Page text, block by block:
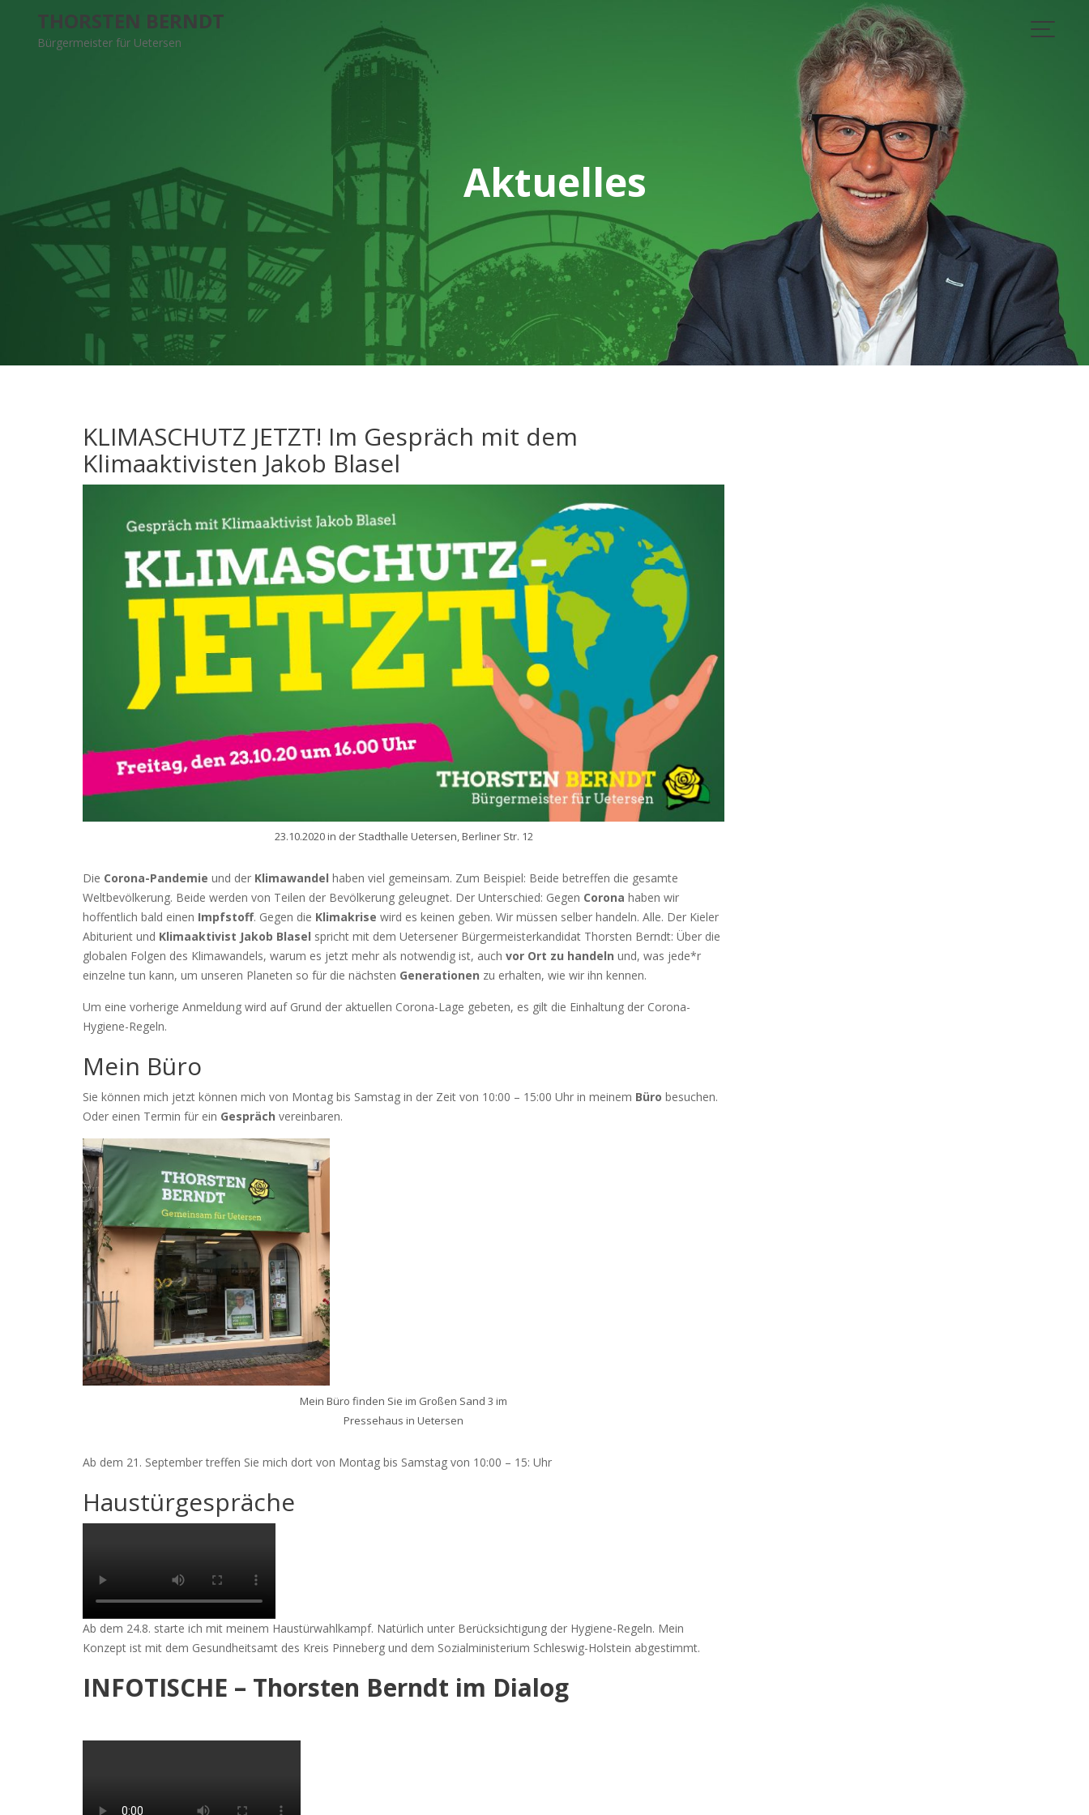
THORSTEN BERNDT
Bürgermeister für Uetersen
Aktuelles
KLIMASCHUTZ JETZT! Im Gespräch mit dem
Klimaaktivisten Jakob Blasel
23.10.2020 in der Stadthalle Uetersen, Berliner Str. 12
Die Corona-Pandemie und der Klimawandel haben viel gemeinsam. Zum Beispiel: Beide betreffen die gesamte
Weltbevölkerung. Beide werden von Teilen der Bevölkerung geleugnet. Der Unterschied: Gegen Corona haben wir
hoffentlich bald einen Impfstoff. Gegen die Klimakrise wird es keinen geben. Wir müssen selber handeln. Alle. Der Kieler
Abiturient und Klimaaktivist Jakob Blasel spricht mit dem Uetersener Bürgermeisterkandidat Thorsten Berndt: Über die
globalen Folgen des Klimawandels, warum es jetzt mehr als notwendig ist, auch vor Ort zu handeln und, was jede*r
einzelne tun kann, um unseren Planeten so für die nächsten Generationen zu erhalten, wie wir ihn kennen.
Um eine vorherige Anmeldung wird auf Grund der aktuellen Corona-Lage gebeten, es gilt die Einhaltung der Corona-
Hygiene-Regeln.
Mein Büro
Sie können mich jetzt können mich von Montag bis Samstag in der Zeit von 10:00 – 15:00 Uhr in meinem Büro besuchen.
Oder einen Termin für ein Gespräch vereinbaren.
Mein Büro finden Sie im Großen Sand 3 im
Pressehaus in Uetersen
Ab dem 21. September treffen Sie mich dort von Montag bis Samstag von 10:00 – 15: Uhr
Haustürgespräche
Ab dem 24.8. starte ich mit meinem Haustürwahlkampf. Natürlich unter Berücksichtigung der Hygiene-Regeln. Mein
Konzept ist mit dem Gesundheitsamt des Kreis Pinneberg und dem Sozialministerium Schleswig-Holstein abgestimmt.
INFOTISCHE – Thorsten Berndt im Dialog